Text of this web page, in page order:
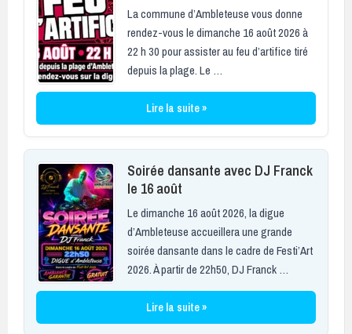
La commune d’Ambleteuse vous donne
rendez-vous le dimanche 16 août 2026 à
22 h 30 pour assister au feu d’artifice tiré
depuis la plage. Le …
Lire la suite »
Soirée dansante avec DJ Franck
le 16 août
Le dimanche 16 août 2026, la digue
d’Ambleteuse accueillera une grande
soirée dansante dans le cadre de Festi’Art
2026. À partir de 22h50, DJ Franck …
Lire la suite »